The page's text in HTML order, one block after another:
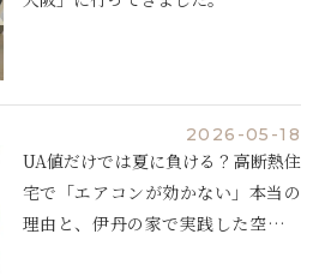
2026-05-18
UA値だけでは夏に負ける？高断熱住
宅で「エアコンが効かない」本当の
理由と、伊丹の家で実践した空調設